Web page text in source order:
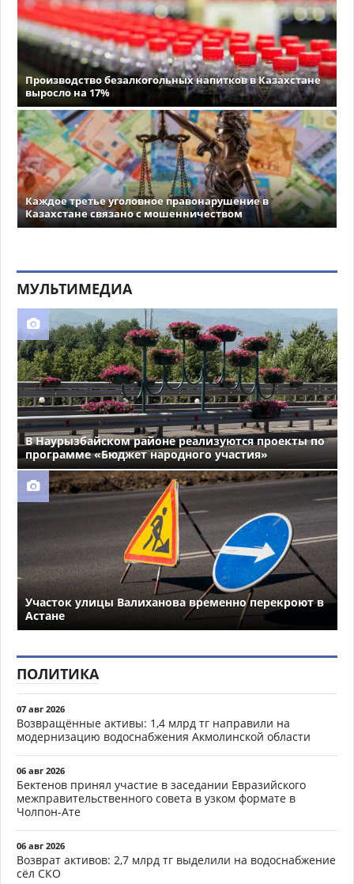
Производство безалкогольных напитков в Казахстане
выросло на 17%
Каждое третье уголовное правонарушение в
Казахстане связано с мошенничеством
МУЛЬТИМЕДИА
В Наурызбайском районе реализуются проекты по
программе «Бюджет народного участия»
Участок улицы Валиханова временно перекроют в
Астане
ПОЛИТИКА
07 авг 2026
Возвращённые активы: 1,4 млрд тг направили на
модернизацию водоснабжения Акмолинской области
06 авг 2026
Бектенов принял участие в заседании Евразийского
межправительственного совета в узком формате в
Чолпон-Ате
06 авг 2026
Возврат активов: 2,7 млрд тг выделили на водоснабжение
сёл СКО